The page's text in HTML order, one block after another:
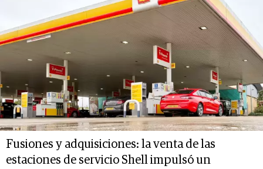
Fusiones y adquisiciones: la venta de las
estaciones de servicio Shell impulsó un